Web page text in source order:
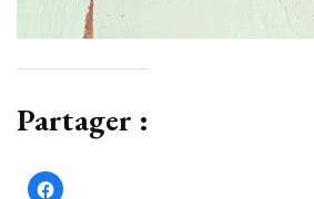
Partager :
Cliquez